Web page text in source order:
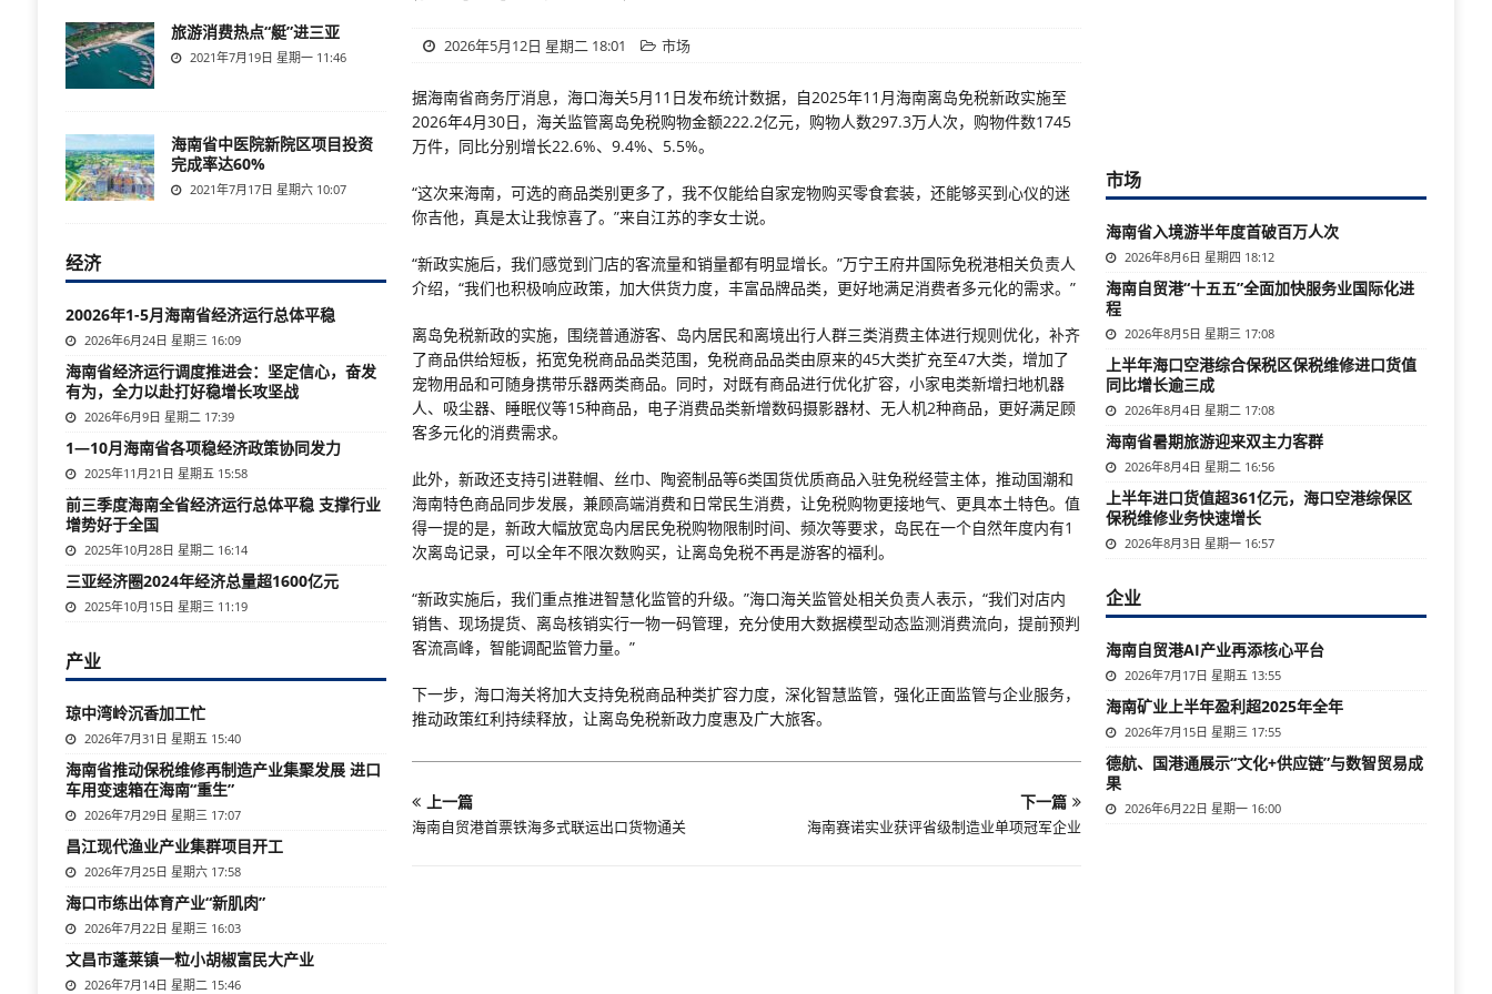
2026年5月12日 星期二 18:01 市场
据海南省商务厅消息，海口海关5月11日发布统计数据，自2025年11月海南离岛免税新政实施至
2026年4月30日，海关监管离岛免税购物金额222.2亿元，购物人数297.3万人次，购物件数1745
万件，同比分别增长22.6%、9.4%、5.5%。
“这次来海南，可选的商品类别更多了，我不仅能给自家宠物购买零食套装，还能够买到心仪的迷
你吉他，真是太让我惊喜了。”来自江苏的李女士说。
“新政实施后，我们感觉到门店的客流量和销量都有明显增长。”万宁王府井国际免税港相关负责人
介绍，“我们也积极响应政策，加大供货力度，丰富品牌品类，更好地满足消费者多元化的需求。”
离岛免税新政的实施，围绕普通游客、岛内居民和离境出行人群三类消费主体进行规则优化，补齐
了商品供给短板，拓宽免税商品品类范围，免税商品品类由原来的45大类扩充至47大类，增加了
宠物用品和可随身携带乐器两类商品。同时，对既有商品进行优化扩容，小家电类新增扫地机器
人、吸尘器、睡眠仪等15种商品，电子消费品类新增数码摄影器材、无人机2种商品，更好满足顾
客多元化的消费需求。
此外，新政还支持引进鞋帽、丝巾、陶瓷制品等6类国货优质商品入驻免税经营主体，推动国潮和
海南特色商品同步发展，兼顾高端消费和日常民生消费，让免税购物更接地气、更具本土特色。值
得一提的是，新政大幅放宽岛内居民免税购物限制时间、频次等要求，岛民在一个自然年度内有1
次离岛记录，可以全年不限次数购买，让离岛免税不再是游客的福利。
“新政实施后，我们重点推进智慧化监管的升级。”海口海关监管处相关负责人表示，“我们对店内
销售、现场提货、离岛核销实行一物一码管理，充分使用大数据模型动态监测消费流向，提前预判
客流高峰，智能调配监管力量。”
下一步，海口海关将加大支持免税商品种类扩容力度，深化智慧监管，强化正面监管与企业服务，
推动政策红利持续释放，让离岛免税新政力度惠及广大旅客。
上一篇
海南自贸港首票铁海多式联运出口货物通关
下一篇
海南赛诺实业获评省级制造业单项冠军企业
旅游消费热点“艇”进三亚
2021年7月19日 星期一 11:46
海南省中医院新院区项目投资
完成率达60%
2021年7月17日 星期六 10:07
经济
20026年1-5月海南省经济运行总体平稳
2026年6月24日 星期三 16:09
海南省经济运行调度推进会：坚定信心，奋发
有为，全力以赴打好稳增长攻坚战
2026年6月9日 星期二 17:39
1—10月海南省各项稳经济政策协同发力
2025年11月21日 星期五 15:58
前三季度海南全省经济运行总体平稳 支撑行业
增势好于全国
2025年10月28日 星期二 16:14
三亚经济圈2024年经济总量超1600亿元
2025年10月15日 星期三 11:19
产业
琼中湾岭沉香加工忙
2026年7月31日 星期五 15:40
海南省推动保税维修再制造产业集聚发展 进口
车用变速箱在海南“重生”
2026年7月29日 星期三 17:07
昌江现代渔业产业集群项目开工
2026年7月25日 星期六 17:58
海口市练出体育产业“新肌肉”
2026年7月22日 星期三 16:03
文昌市蓬莱镇一粒小胡椒富民大产业
2026年7月14日 星期二 15:46
市场
海南省入境游半年度首破百万人次
2026年8月6日 星期四 18:12
海南自贸港“十五五”全面加快服务业国际化进
程
2026年8月5日 星期三 17:08
上半年海口空港综合保税区保税维修进口货值
同比增长逾三成
2026年8月4日 星期二 17:08
海南省暑期旅游迎来双主力客群
2026年8月4日 星期二 16:56
上半年进口货值超361亿元，海口空港综保区
保税维修业务快速增长
2026年8月3日 星期一 16:57
企业
海南自贸港AI产业再添核心平台
2026年7月17日 星期五 13:55
海南矿业上半年盈利超2025年全年
2026年7月15日 星期三 17:55
德航、国港通展示“文化+供应链”与数智贸易成
果
2026年6月22日 星期一 16:00